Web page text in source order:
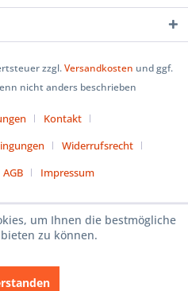
zzgl.Versandkosten und ggf.
nicht anders beschrieben
Kontakt
Widerrufsrecht
AGB Impressum
um Ihnen die bestmögliche
zu können.